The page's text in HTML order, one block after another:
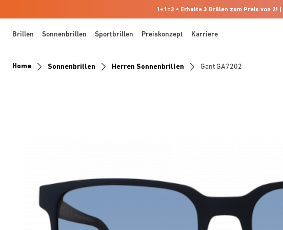
1+1=3 • Erhalte 3 Brillen zum Preis von 2! |
Brillen Sonnenbrillen Sportbrillen Preiskonzept Karriere
Home Sonnenbrillen Herren Sonnenbrillen Gant GA7202